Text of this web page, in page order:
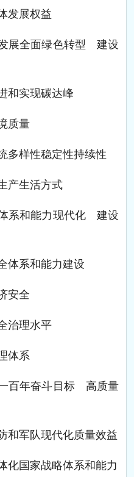
发展权益
展全面绿色转型 建设
和实现碳达峰
质量
样性稳定性持续性
产生活方式
系和能力现代化 建设
体系和能力建设
安全
治理水平
体系
百年奋斗目标 高质量
军队现代化质量效益
国家战略体系和能力